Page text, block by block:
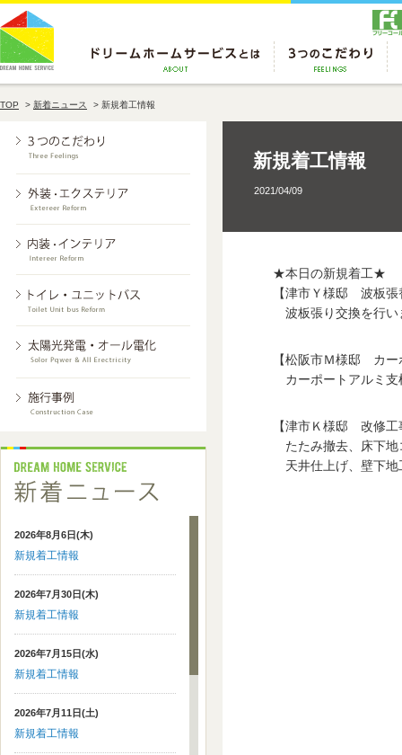
TOP > 新着ニュース > 新規着工情報
2026年8月6日(木)
新規着工情報
2026年7月30日(木)
新規着工情報
2026年7月15日(水)
新規着工情報
2026年7月11日(土)
新規着工情報
新規着工情報
2021/04/09
★本日の新規着工★
【津市Ｙ様邸 波板張
波板張り交換を行い
【松阪市Ｍ様邸 カ
カーポートアルミ支
【津市Ｋ様邸 改修工
たたみ撤去、床下地
天井仕上げ、壁下地